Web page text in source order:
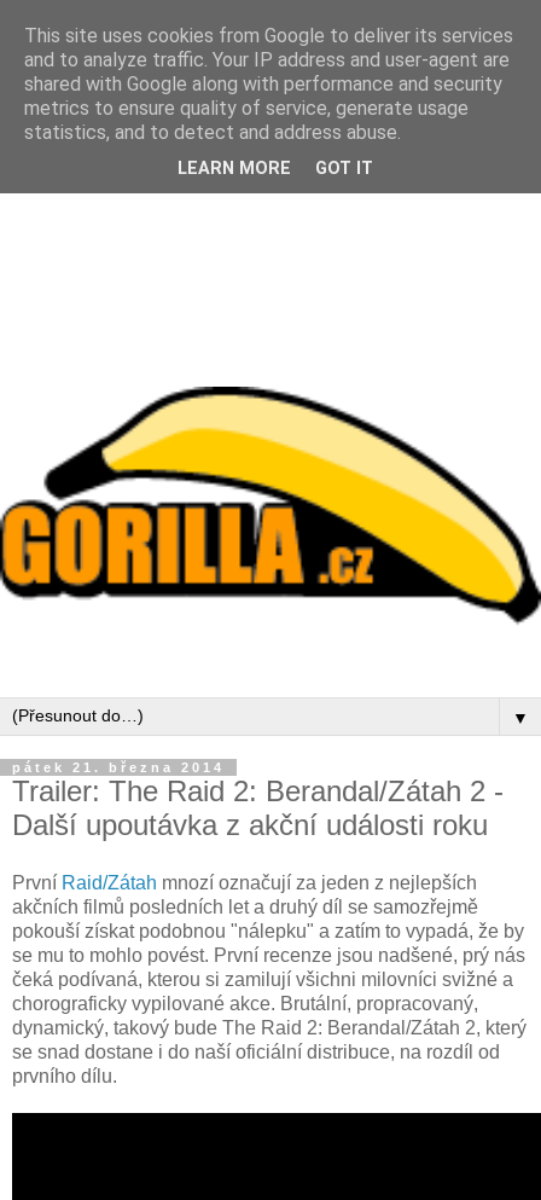
▼
pátek 21. března 2014
Trailer: The Raid 2: Berandal/Zátah 2 -
Další upoutávka z akční události roku
První Raid/Zátah mnozí označují za jeden z nejlepších
akčních filmů posledních let a druhý díl se samozřejmě
pokouší získat podobnou "nálepku" a zatím to vypadá, že by
se mu to mohlo povést. První recenze jsou nadšené, prý nás
čeká podívaná, kterou si zamilují všichni milovníci svižné a
chorograficky vypilované akce. Brutální, propracovaný,
dynamický, takový bude The Raid 2: Berandal/Zátah 2, který
se snad dostane i do naší oficiální distribuce, na rozdíl od
prvního dílu.
This site uses cookies from Google to deliver its services
and to analyze traffic. Your IP address and user-agent are
shared with Google along with performance and security
metrics to ensure quality of service, generate usage
statistics, and to detect and address abuse.
LEARN MORE GOT IT